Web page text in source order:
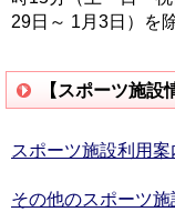
29日～ 1月3日）を
【スポーツ施設
スポーツ施設利用案
その他のスポーツ